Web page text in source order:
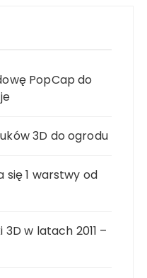
PopCap do
3D do ogrodu
się 1 warstwy od
w latach 2011 –